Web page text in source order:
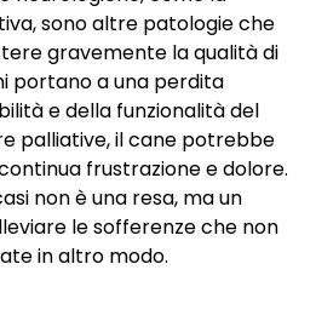
sono altre patologie che
gravemente la qualità di
portano a una perdita
e della funzionalità del
palliative, il cane potrebbe
frustrazione e dolore.
non è una resa, ma un
le sofferenze che non
in altro modo.